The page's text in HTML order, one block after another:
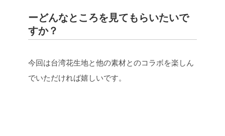
ーどんなところを見てもらいたいで
すか？
今回は台湾花生地と他の素材とのコラボを楽しん
でいただければ嬉しいです。